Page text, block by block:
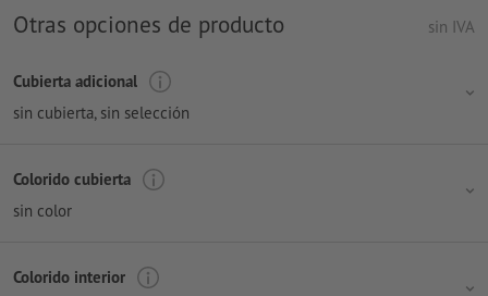
Otras opciones de producto sin IVA
Cubierta adicional
sin cubierta, sin selección
Colorido cubierta
sin color
Colorido interior